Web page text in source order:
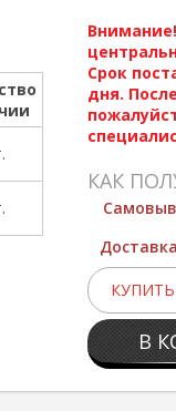
Срок
дня.
КАК
Доставка
В